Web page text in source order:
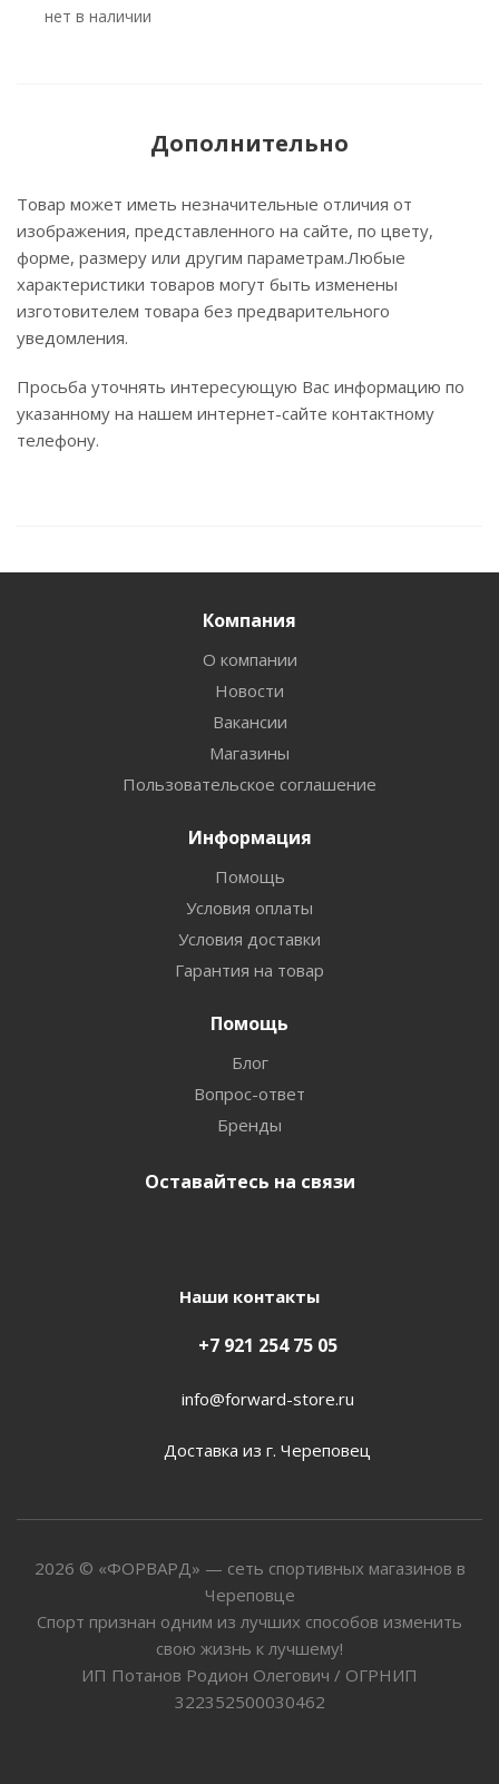
Нет в наличии
Дополнительно
Товар может иметь незначительные отличия от
изображения, представленного на сайте, по цвету,
форме, размеру или другим параметрам.Любые
характеристики товаров могут быть изменены
изготовителем товара без предварительного
уведомления.
Просьба уточнять интересующую Вас информацию по
указанному на нашем интернет-сайте контактному
телефону.
Компания
О компании
Новости
Вакансии
Магазины
Пользовательское соглашение
Информация
Помощь
Условия оплаты
Условия доставки
Гарантия на товар
Помощь
Блог
Вопрос-ответ
Бренды
Оставайтесь на связи
Наши контакты
+7 921 254 75 05
info@forward-store.ru
Доставка из г. Череповец
2026 © «ФОРВАРД» — сеть спортивных магазинов в
Череповце
Спорт признан одним из лучших способов изменить
свою жизнь к лучшему!
ИП Потанов Родион Олегович / ОГРНИП
322352500030462